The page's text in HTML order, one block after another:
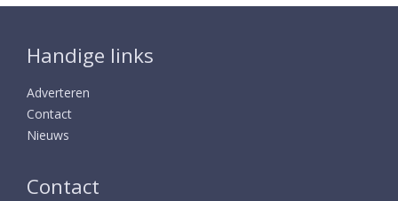
Handige links
Adverteren
Contact
Nieuws
Contact